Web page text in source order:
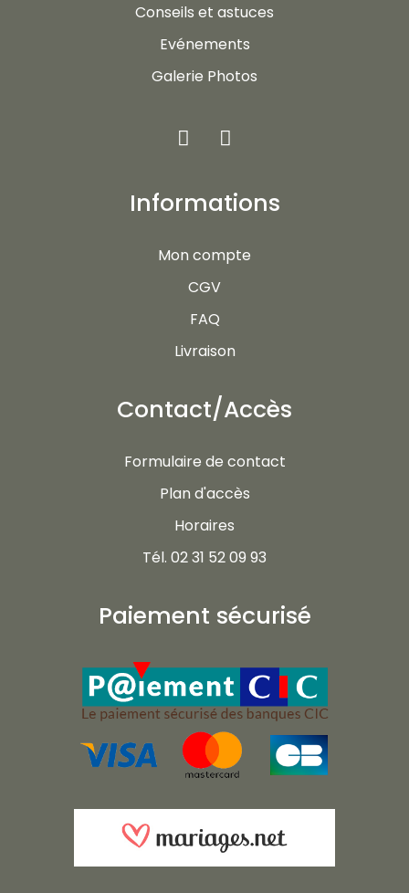
Conseils et astuces
Evénements
Galerie Photos
Informations
Mon compte
CGV
FAQ
Livraison
Contact/Accès
Formulaire de contact
Plan d'accès
Horaires
Tél. 02 31 52 09 93
Paiement sécurisé